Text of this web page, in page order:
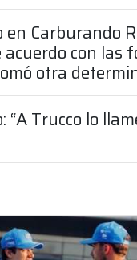
en Carburando
acuerdo con las
otra
“A Trucco lo